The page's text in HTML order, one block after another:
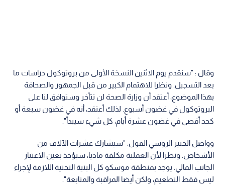
وقال : "سنقدم يوم الاثنين النسخة الأولى من بروتوكول دراسات ما
بعد التسجيل. ونظرا للاهتمام الكبير من قبل الجمهور والصحافة
بهذا الموضوع، أعتقد أن وزارة الصحة لن تتأخر وستوافق لنا على
البروتوكول في غضون أسبوع. لذلك أعتقد، أنه في غضون سبعة أو
كحد أقصى في غضون عشرة أيام، كل شيء سيبدأ".
وواصل الخبير الروسي القول: "سيشارك عشرات الآلاف من
الأشخاص. ونظرا لأن العملية مكلفة ماديا، سيؤخذ بعين الاعتبار
الجانب المالي. يوجد بمنطقة موسكو كل البنية التحتية اللازمة لإجراء
ليس فقط التطعيم، ولكن أيضا المراقبة والمتابعة".